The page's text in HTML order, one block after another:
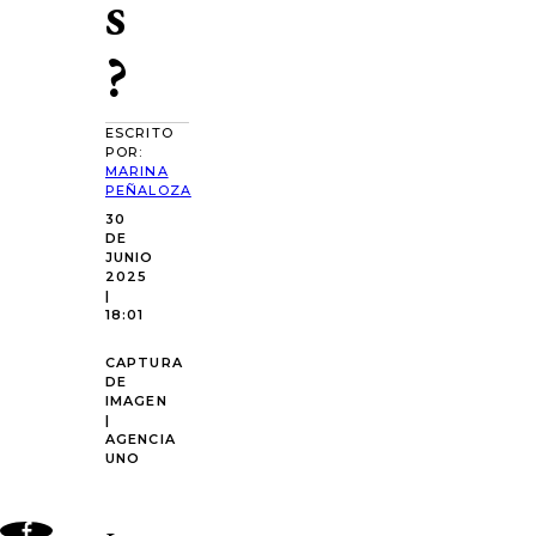
?
ESCRITO
POR:
MARINA
PEÑALOZA
30
DE
JUNIO
2025
|
18:01
CAPTURA
DE
IMAGEN
|
AGENCIA
UNO